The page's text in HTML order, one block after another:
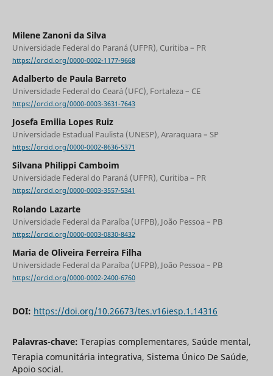
Milene Zanoni da Silva
Universidade Federal do Paraná (UFPR), Curitiba – PR
https://orcid.org/0000-0002-1177-9668
Adalberto de Paula Barreto
Universidade Federal do Ceará (UFC), Fortaleza – CE
https://orcid.org/0000-0003-3631-7643
Josefa Emilia Lopes Ruiz
Universidade Estadual Paulista (UNESP), Araraquara – SP
https://orcid.org/0000-0002-8636-5371
Silvana Philippi Camboim
Universidade Federal do Paraná (UFPR), Curitiba – PR
https://orcid.org/0000-0003-3557-5341
Rolando Lazarte
Universidade Federal da Paraíba (UFPB), João Pessoa – PB
https://orcid.org/0000-0003-0830-8432
Maria de Oliveira Ferreira Filha
Universidade Federal da Paraíba (UFPB), João Pessoa – PB
https://orcid.org/0000-0002-2400-6760
DOI: https://doi.org/10.26673/tes.v16iesp.1.14316
Palavras-chave: Terapias complementares, Saúde mental,
Terapia comunitária integrativa, Sistema Único De Saúde,
Apoio social.